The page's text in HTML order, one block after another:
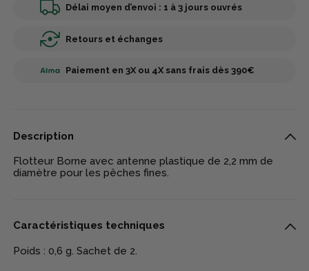
Délai moyen d’envoi : 1 à 3 jours ouvrés
Retours et échanges
Paiement en 3X ou 4X sans frais dès 390€
Description
Flotteur Borne avec antenne plastique de 2,2 mm de
diamètre pour les pêches fines.
Caractéristiques techniques
Poids : 0,6 g. Sachet de 2.